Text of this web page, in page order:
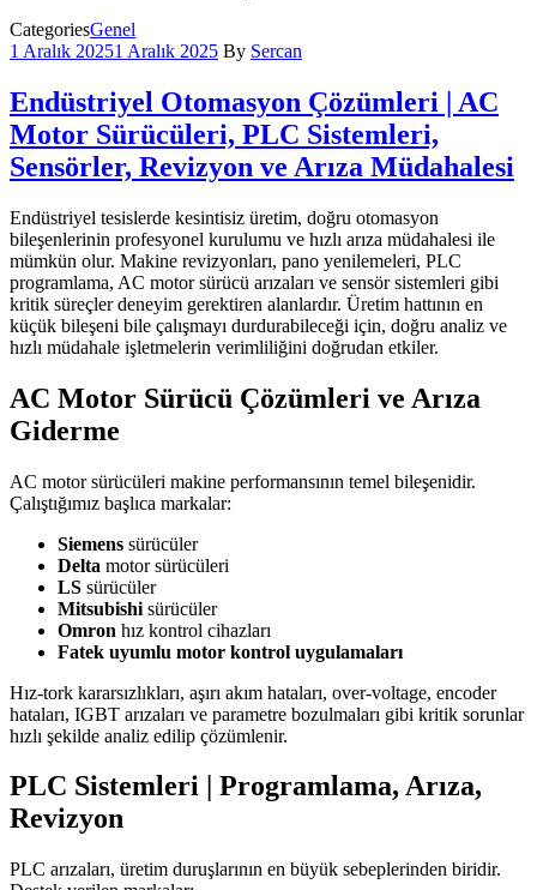
CategoriesGenel
1 Aralık 20251 Aralık 2025 By Sercan
Endüstriyel Otomasyon Çözümleri | AC
Motor Sürücüleri, PLC Sistemleri,
Sensörler, Revizyon ve Arıza Müdahalesi
Endüstriyel tesislerde kesintisiz üretim, doğru otomasyon
bileşenlerinin profesyonel kurulumu ve hızlı arıza müdahalesi ile
mümkün olur. Makine revizyonları, pano yenilemeleri, PLC
programlama, AC motor sürücü arızaları ve sensör sistemleri gibi
kritik süreçler deneyim gerektiren alanlardır. Üretim hattının en
küçük bileşeni bile çalışmayı durdurabileceği için, doğru analiz ve
hızlı müdahale işletmelerin verimliliğini doğrudan etkiler.
AC Motor Sürücü Çözümleri ve Arıza
Giderme
AC motor sürücüleri makine performansının temel bileşenidir.
Çalıştığımız başlıca markalar:
Siemens sürücüler
Delta motor sürücüleri
LS sürücüler
Mitsubishi sürücüler
Omron hız kontrol cihazları
Fatek uyumlu motor kontrol uygulamaları
Hız-tork kararsızlıkları, aşırı akım hataları, over-voltage, encoder
hataları, IGBT arızaları ve parametre bozulmaları gibi kritik sorunlar
hızlı şekilde analiz edilip çözümlenir.
PLC Sistemleri | Programlama, Arıza,
Revizyon
PLC arızaları, üretim duruşlarının en büyük sebeplerinden biridir.